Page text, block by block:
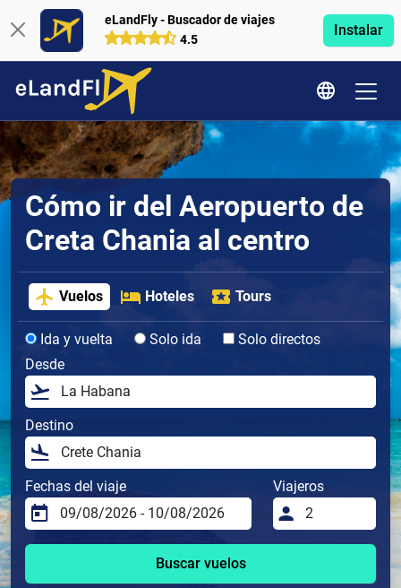
eLandFly - Buscador de viajes
4.5
Instalar
Cómo ir del Aeropuerto de
Creta Chania al centro
Vuelos Hoteles Tours
Ida y vuelta Solo ida
Solo directos
Desde
Destino
Fechas del viaje Viajeros
Buscar vuelos